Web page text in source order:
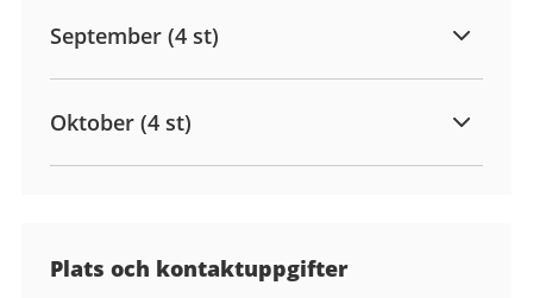
September (4 st)
Oktober (4 st)
Plats och kontaktuppgifter